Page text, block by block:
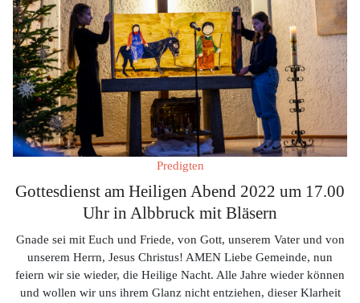
Predigten
Gottesdienst am Heiligen Abend 2022 um 17.00
Uhr in Albbruck mit Bläsern
Gnade sei mit Euch und Friede, von Gott, unserem Vater und von
unserem Herrn, Jesus Christus! AMEN Liebe Gemeinde, nun
feiern wir sie wieder, die Heilige Nacht. Alle Jahre wieder können
und wollen wir uns ihrem Glanz nicht entziehen, dieser Klarheit